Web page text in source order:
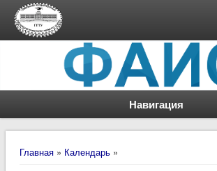
Навигация
Вы здесь
Главная» Календарь»